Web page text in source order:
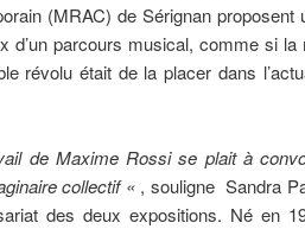
(MRAC) de Sérignan
d’un parcours musical, comme si
révolu était de la placer dans
de Maxime Rossi se plait à
collectif « , souligne Sandra
des deux expositions. Né en